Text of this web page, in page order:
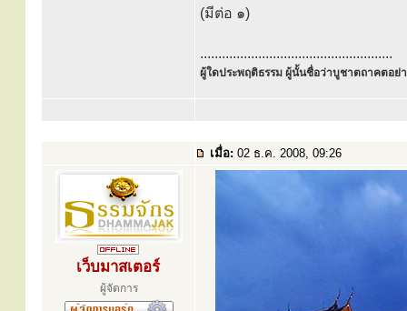
(มีต่อ ๑)
.....................................................
ผู้ใดประพฤติธรรม ผู้นั้นชื่อว่าบูชาตถาคตอย่า
เมื่อ: 02 ธ.ค. 2008, 09:26
เว็บมาสเตอร์
ผู้จัดการ